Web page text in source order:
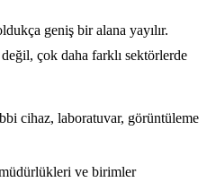
geniş bir alana yayılır.
çok daha farklı sektörlerde
cihaz, laboratuvar, görüntüleme
müdürlükleri ve birimler